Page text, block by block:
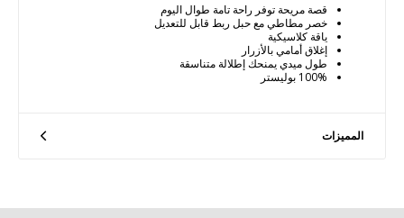
قصة مريحة توفر راحة تامة طوال اليوم
خصر مطاطي مع حبل ربط قابل للتعديل
ياقة كلاسيكية
إغلاق أمامي بالأزرار
طول ميدي يمنحك إطلالة متناسقة
100% بوليستر
المميزات